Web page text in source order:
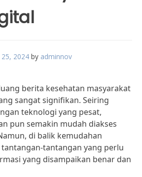
2024 by adminnov
berita kesehatan masyarakat
sangat signifikan. Seiring
teknologi yang pesat,
pun semakin mudah diakses
di balik kemudahan
tantangan yang perlu
yang disampaikan benar dan